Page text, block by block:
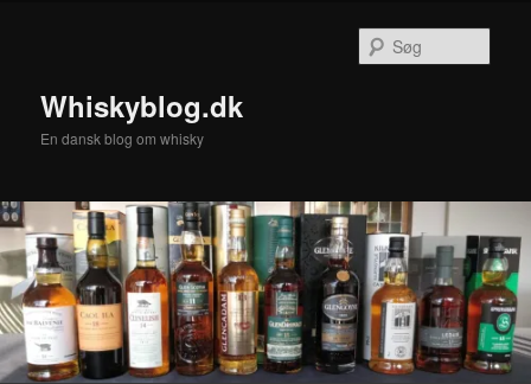
Whiskyblog.dk
En dansk blog om whisky